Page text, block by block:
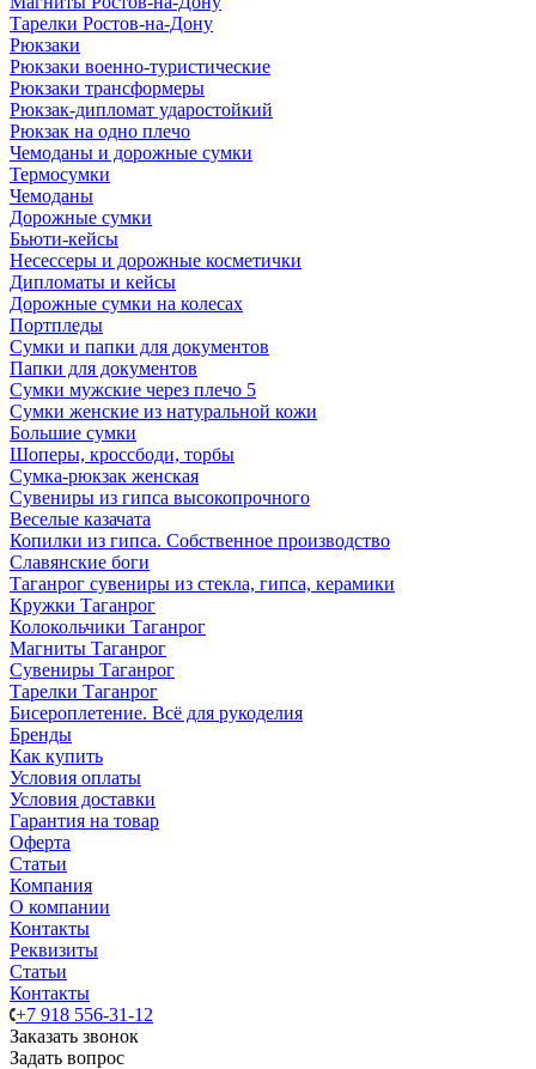
Тарелки Ростов-на-Дону
Рюкзаки
Рюкзаки военно-туристические
Рюкзаки трансформеры
Рюкзак-дипломат ударостойкий
Рюкзак на одно плечо
Чемоданы и дорожные сумки
Термосумки
Чемоданы
Дорожные сумки
Бьюти-кейсы
Несессеры и дорожные косметички
Дипломаты и кейсы
Дорожные сумки на колесах
Портпледы
Сумки и папки для документов
Папки для документов
Сумки мужские через плечо 5
Сумки женские из натуральной кожи
Большие сумки
Шоперы, кроссбоди, торбы
Сумка-рюкзак женская
Сувениры из гипса высокопрочного
Веселые казачата
Копилки из гипса. Собственное производство
Славянские боги
Таганрог сувениры из стекла, гипса, керамики
Кружки Таганрог
Колокольчики Таганрог
Магниты Таганрог
Сувениры Таганрог
Тарелки Таганрог
Бисероплетение. Всё для рукоделия
Бренды
Как купить
Условия оплаты
Условия доставки
Гарантия на товар
Оферта
Статьи
Компания
О компании
Контакты
Реквизиты
Статьи
Контакты
+7 918 556-31-12
Заказать звонок
Задать вопрос